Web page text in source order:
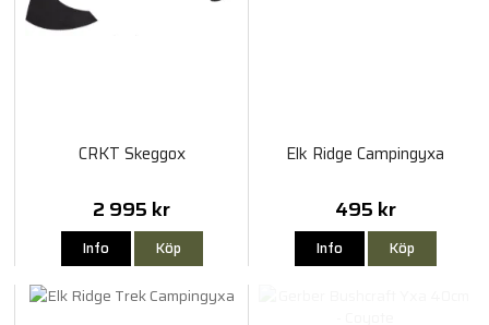
CRKT Skeggox
2 995 kr
Info Köp
Elk Ridge Campingyxa
495 kr
Info Köp